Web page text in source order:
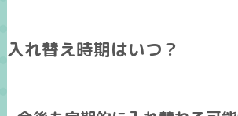
入れ替え時期はいつ？